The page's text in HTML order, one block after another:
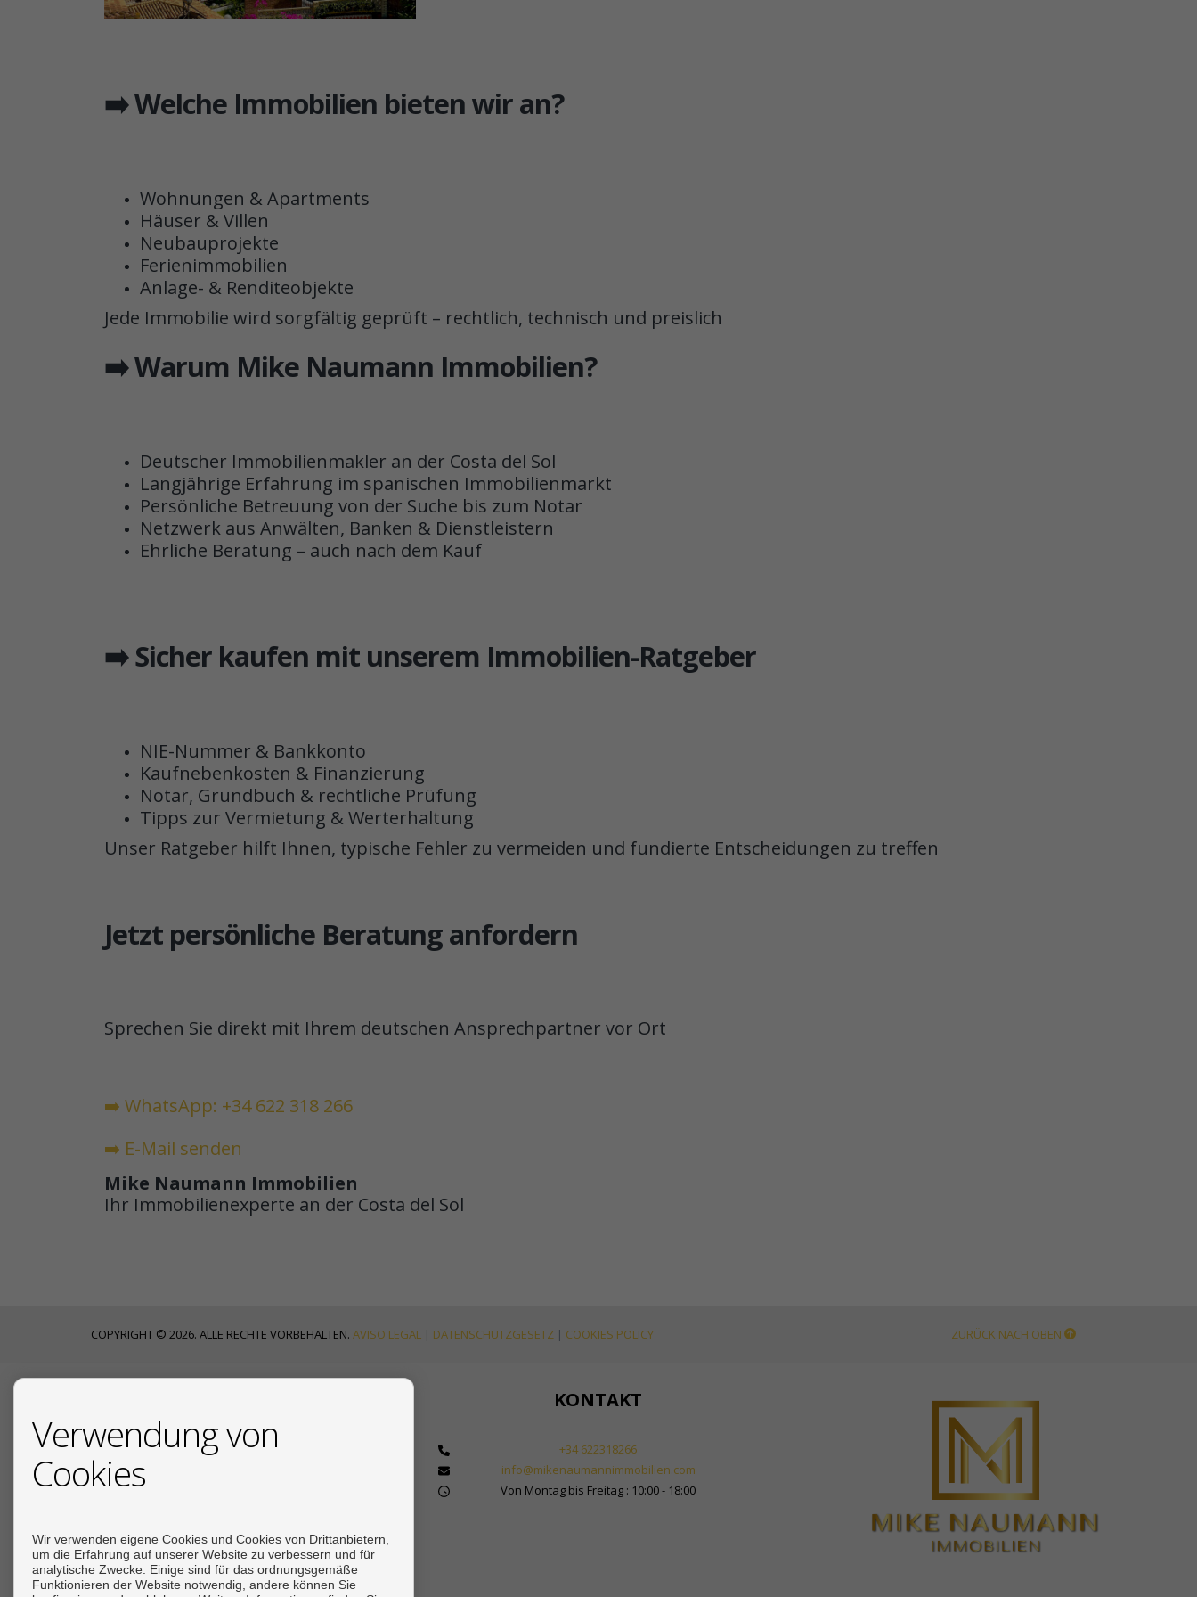
➡️ Welche Immobilien bieten wir an?
Wohnungen & Apartments
Häuser & Villen
Neubauprojekte
Ferienimmobilien
Anlage- & Renditeobjekte
Jede Immobilie wird sorgfältig geprüft – rechtlich, technisch und preislich
➡️ Warum Mike Naumann Immobilien?
Deutscher Immobilienmakler an der Costa del Sol
Langjährige Erfahrung im spanischen Immobilienmarkt
Persönliche Betreuung von der Suche bis zum Notar
Netzwerk aus Anwälten, Banken & Dienstleistern
Ehrliche Beratung – auch nach dem Kauf
➡️ Sicher kaufen mit unserem Immobilien-Ratgeber
NIE-Nummer & Bankkonto
Kaufnebenkosten & Finanzierung
Notar, Grundbuch & rechtliche Prüfung
Tipps zur Vermietung & Werterhaltung
Unser Ratgeber hilft Ihnen, typische Fehler zu vermeiden und fundierte Entscheidungen zu treffen
Jetzt persönliche Beratung anfordern
Sprechen Sie direkt mit Ihrem deutschen Ansprechpartner vor Ort
➡️ WhatsApp: +34 622 318 266
➡️ E-Mail senden
Mike Naumann Immobilien
Ihr Immobilienexperte an der Costa del Sol
COPYRIGHT © 2026. ALLE RECHTE VORBEHALTEN. AVISO LEGAL | DATENSCHUTZGESETZ | COOKIES POLICY ZURÜCK NACH OBEN
18/07/2026
19/12/2025
KONTAKT
+34 622318266
info@mikenaumannimmobilien.com
Von Montag bis Freitag : 10:00 - 18:00
Verwendung von
Cookies
Wir verwenden eigene Cookies und Cookies von Drittanbietern,
um die Erfahrung auf unserer Website zu verbessern und für
analytische Zwecke. Einige sind für das ordnungsgemäße
Funktionieren der Website notwendig, andere können Sie